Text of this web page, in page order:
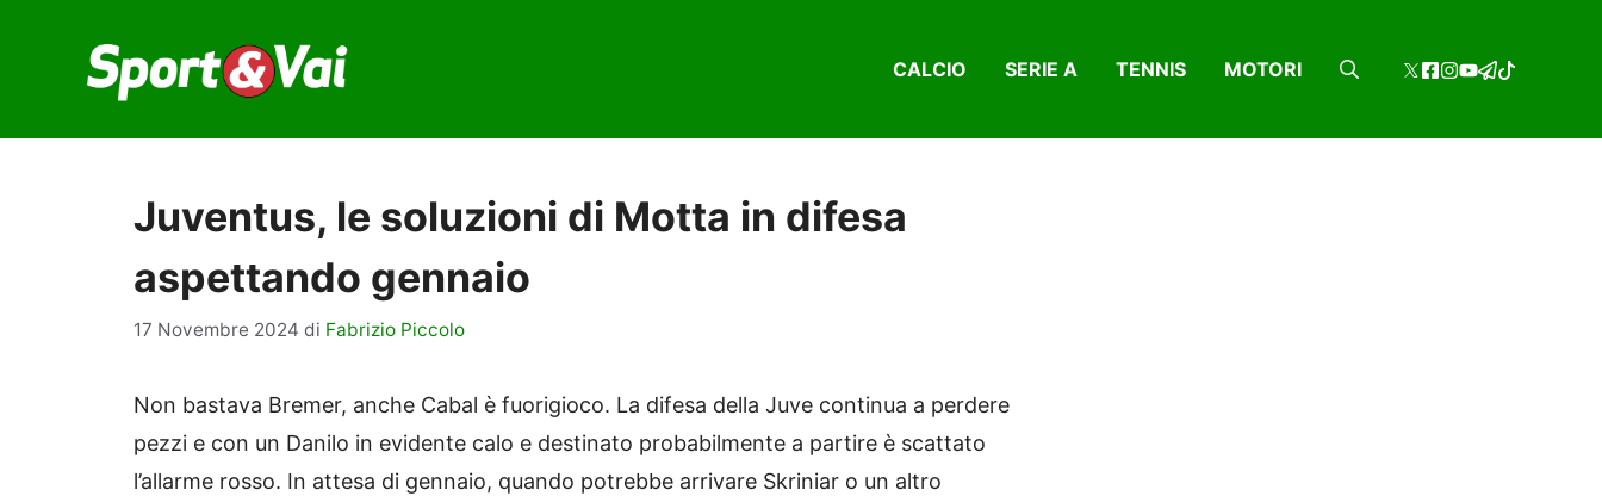
contenuto
CALCIO SERIE A TENNIS MOTORI
Juventus, le soluzioni di Motta in difesa
aspettando gennaio
17 Novembre 2024 di Fabrizio Piccolo
Non bastava Bremer, anche Cabal è fuorigioco. La difesa della Juve continua a perdere
pezzi e con un Danilo in evidente calo e destinato probabilmente a partire è scattato
l’allarme rosso. In attesa di gennaio, quando potrebbe arrivare Skriniar o un altro